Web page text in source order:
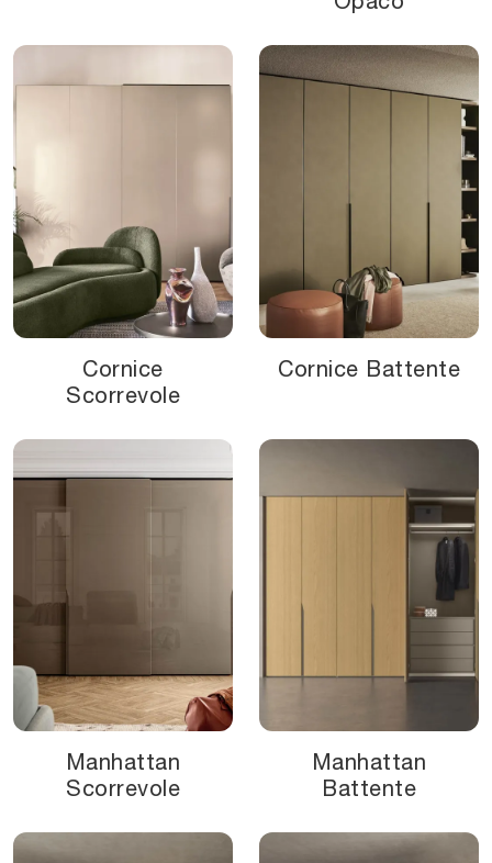
Cornice
Scorrevole
Cornice Battente
Manhattan
Scorrevole
Manhattan
Battente